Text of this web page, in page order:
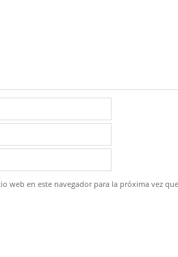
web en este navegador para la próxima vez